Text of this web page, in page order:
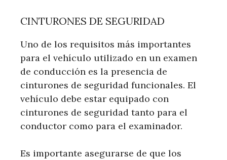
CINTURONES DE SEGURIDAD
Uno de los requisitos más importantes
para el vehículo utilizado en un examen
de conducción es la presencia de
cinturones de seguridad funcionales. El
vehículo debe estar equipado con
cinturones de seguridad tanto para el
conductor como para el examinador.
Es importante asegurarse de que los